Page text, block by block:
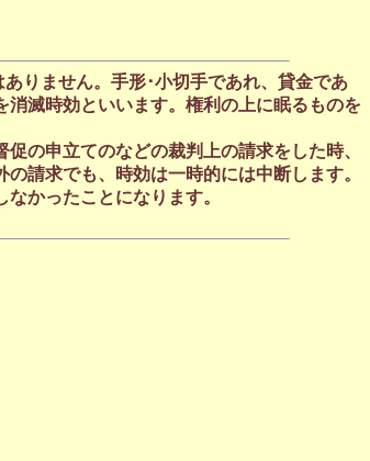
りません。手形･小切手であれ、貸金であ
滅時効といいます。権利の上に眠るものを
の申立てのなどの裁判上の請求をした時、
請求でも、時効は一時的には中断します。
かったことになります。